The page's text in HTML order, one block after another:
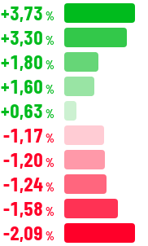
+3,73 %
+3,30 %
+1,80 %
+1,60 %
+0,63 %
-1,17 %
-1,20 %
-1,24%
-1,58 %
-2,09 %